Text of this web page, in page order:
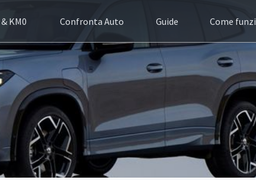
KM0 Confronta Auto Guide Come